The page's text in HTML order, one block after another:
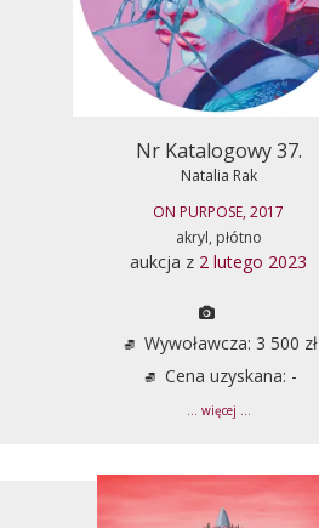
Nr Katalogowy 37.
Natalia Rak
ON PURPOSE, 2017
akryl, płótno
aukcja z 2 lutego 2023
Wywoławcza: 3 500 zł
Cena uzyskana: -
... więcej ...